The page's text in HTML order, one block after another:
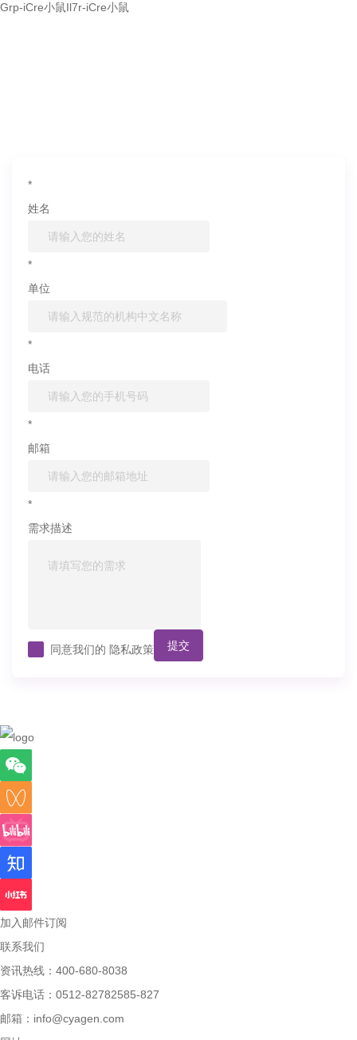
Grp-iCre小鼠Il7r-iCre小鼠
*
姓名
*
单位
*
电话
*
邮箱
*
需求描述
同意我们的 隐私政策 提交
加入邮件订阅
联系我们
资讯热线：400-680-8038
客诉电话：0512-82782585-827
邮箱： info@cyagen.com